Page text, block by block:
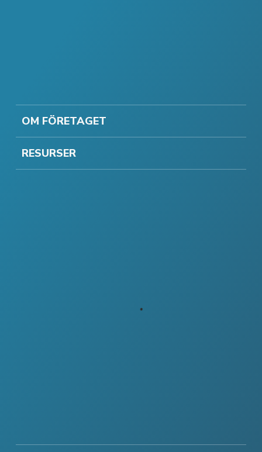
OM FÖRETAGET
RESURSER